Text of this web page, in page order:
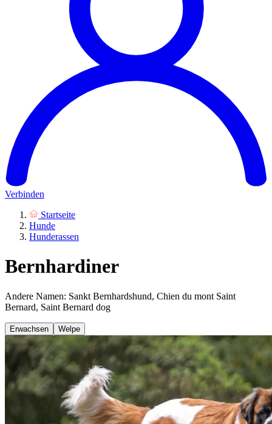
Verbinden
Startseite
Hunde
Hunderassen
Bernhardiner
Andere Namen: Sankt Bernhardshund, Chien du mont Saint
Bernard, Saint Bernard dog
Erwachsen Welpe